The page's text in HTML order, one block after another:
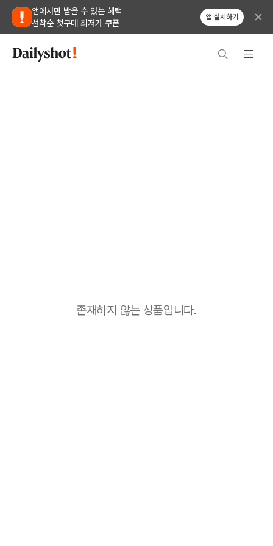
앱에서만 받을 수 있는 혜택
선착순 첫구매 최저가 쿠폰
앱 설치하기
존재하지 않는 상품입니다.